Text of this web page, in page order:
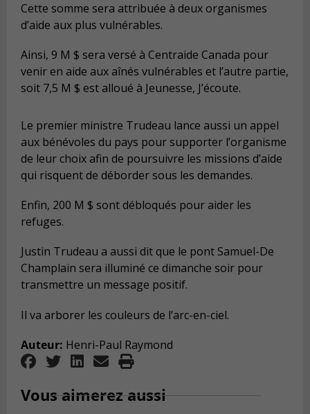
Cette somme sera attribuée à deux organismes
d’aide aux plus vulnérables.
Ainsi, 9 M $ sera versé à Centraide Canada pour
venir en aide aux aînés vulnérables et l’autre partie,
soit 7,5 M $ est alloué à Jeunesse, J’écoute.
Le premier ministre Trudeau lance aussi un appel
aux bénévoles du pays pour supporter l’organisme
de leur choix afin de poursuivre les missions d’aide
qui risquent de déborder sous les demandes.
Enfin, 200 M $ sont débloqués pour aider les
refuges.
Justin Trudeau a aussi dit que le pont Samuel-De
Champlain sera illuminé ce dimanche soir pour
transmettre un message positif.
Il va arborer les couleurs de l’arc-en-ciel.
Auteur: Henri-Paul Raymond
Vous aimerez aussi